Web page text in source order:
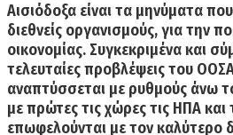
Αισιόδοξα είναι τα μηνύματα
διεθνείς οργανισμούς, για την
οικονομίας. Συγκεκριμένα και
τελευταίεςπροβλέψεις του
αναπτύσσεται με ρυθμούς άνω
με πρώτες τις χώρεςτις ΗΠΑ και
επωφελούνται με τον καλύτερο